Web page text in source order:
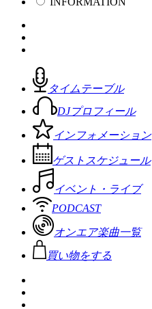
タイムテーブル
DJプロフィール
インフォメーション
ゲストスケジュール
イベント・ライブ
PODCAST
オンエア楽曲一覧
買い物をする